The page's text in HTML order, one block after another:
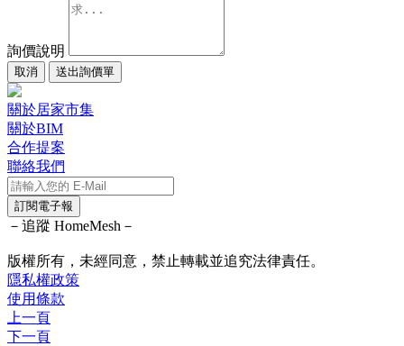
詢價說明
取消 送出詢價單
關於居家市集
關於BIM
合作提案
聯絡我們
訂閱電子報
－追蹤 HomeMesh－
版權所有，未經同意，禁止轉載並追究法律責任。
隱私權政策
使用條款
上一頁
下一頁